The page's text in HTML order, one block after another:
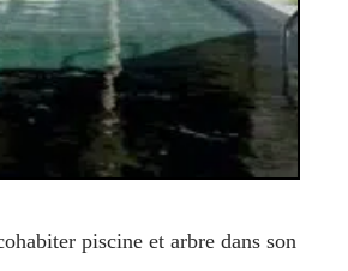
piscine et arbre dans son